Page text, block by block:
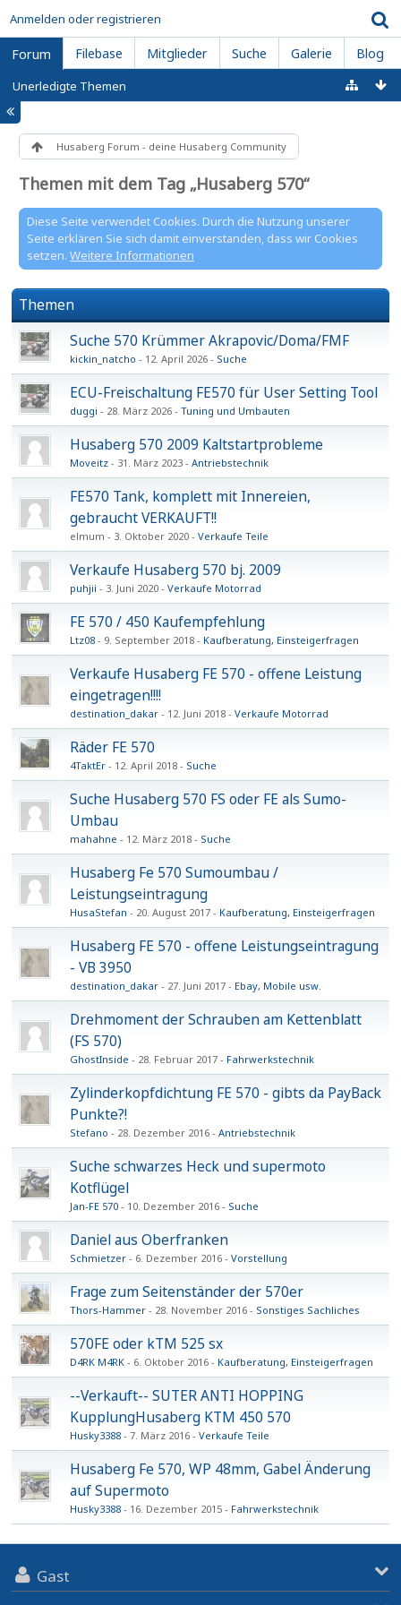
Anmelden oder registrieren
Forum Filebase Mitglieder Suche Galerie Blog
Unerledigte Themen
Husaberg Forum - deine Husaberg Community
Themen mit dem Tag „Husaberg 570“
Diese Seite verwendet Cookies. Durch die Nutzung unserer
Seite erklären Sie sich damit einverstanden, dass wir Cookies
setzen. Weitere Informationen
Themen
Suche 570 Krümmer Akrapovic/Doma/FMF
kickin_natcho 12. April 2026 Suche
ECU-Freischaltung FE570 für User Setting Tool
duggi 28. März 2026 Tuning und Umbauten
Husaberg 570 2009 Kaltstartprobleme
Moveitz 31. März 2023 Antriebstechnik
FE570 Tank, komplett mit Innereien,
gebraucht VERKAUFT!!
elmum 3. Oktober 2020 Verkaufe Teile
Verkaufe Husaberg 570 bj. 2009
puhjii 3. Juni 2020 Verkaufe Motorrad
FE 570 / 450 Kaufempfehlung
Ltz08 9. September 2018 Kaufberatung, Einsteigerfragen
Verkaufe Husaberg FE 570 - offene Leistung
eingetragen!!!!
destination_dakar 12. Juni 2018 Verkaufe Motorrad
Räder FE 570
4TaktEr 12. April 2018 Suche
Suche Husaberg 570 FS oder FE als Sumo-
Umbau
mahahne 12. März 2018 Suche
Husaberg Fe 570 Sumoumbau /
Leistungseintragung
HusaStefan 20. August 2017 Kaufberatung, Einsteigerfragen
Husaberg FE 570 - offene Leistungseintragung
- VB 3950
destination_dakar 27. Juni 2017 Ebay, Mobile usw.
Drehmoment der Schrauben am Kettenblatt
(FS 570)
GhostInside 28. Februar 2017 Fahrwerkstechnik
Zylinderkopfdichtung FE 570 - gibts da PayBack
Punkte?!
Stefano 28. Dezember 2016 Antriebstechnik
Suche schwarzes Heck und supermoto
Kotflügel
Jan-FE 570 10. Dezember 2016 Suche
Daniel aus Oberfranken
Schmietzer 6. Dezember 2016 Vorstellung
Frage zum Seitenständer der 570er
Thors-Hammer 28. November 2016 Sonstiges Sachliches
570FE oder kTM 525 sx
D4RK M4RK 6. Oktober 2016 Kaufberatung, Einsteigerfragen
--Verkauft-- SUTER ANTI HOPPING
KupplungHusaberg KTM 450 570
Husky3388 7. März 2016 Verkaufe Teile
Husaberg Fe 570, WP 48mm, Gabel Änderung
auf Supermoto
Husky3388 16. Dezember 2015 Fahrwerkstechnik
Gast